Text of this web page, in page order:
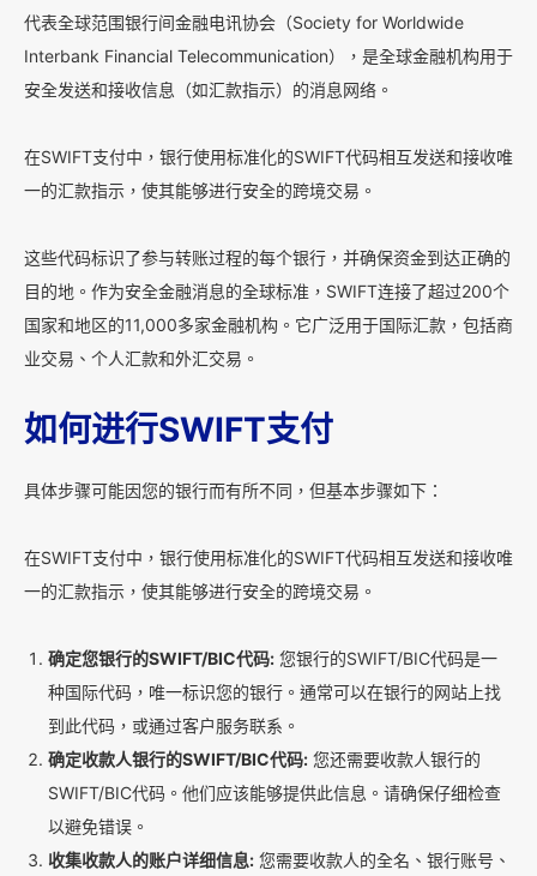
代表全球范围银行间金融电讯协会（Society for Worldwide
Interbank Financial Telecommunication），是全球金融机构用于
安全发送和接收信息（如汇款指示）的消息网络。
在SWIFT支付中，银行使用标准化的SWIFT代码相互发送和接收唯
一的汇款指示，使其能够进行安全的跨境交易。
这些代码标识了参与转账过程的每个银行，并确保资金到达正确的
目的地。作为安全金融消息的全球标准，SWIFT连接了超过200个
国家和地区的11,000多家金融机构。它广泛用于国际汇款，包括商
业交易、个人汇款和外汇交易。
如何进行SWIFT支付
具体步骤可能因您的银行而有所不同，但基本步骤如下：
在SWIFT支付中，银行使用标准化的SWIFT代码相互发送和接收唯
一的汇款指示，使其能够进行安全的跨境交易。
确定您银行的SWIFT/BIC代码: 您银行的SWIFT/BIC代码是一
种国际代码，唯一标识您的银行。通常可以在银行的网站上找
到此代码，或通过客户服务联系。
确定收款人银行的SWIFT/BIC代码: 您还需要收款人银行的
SWIFT/BIC代码。他们应该能够提供此信息。请确保仔细检查
以避免错误。
收集收款人的账户详细信息: 您需要收款人的全名、银行账号、